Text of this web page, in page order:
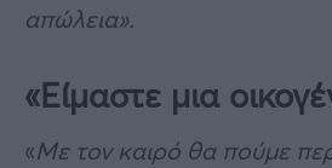
απώλεια».
«Είμαστε μια
«Με τον καιρό θα πούμε